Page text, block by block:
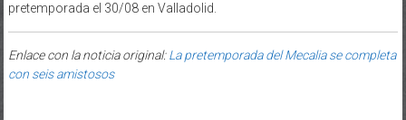
pretemporada el 30/08 en Valladolid.
Enlace con la noticia original:La pretemporada del Mecalia se completa
con seis amistosos